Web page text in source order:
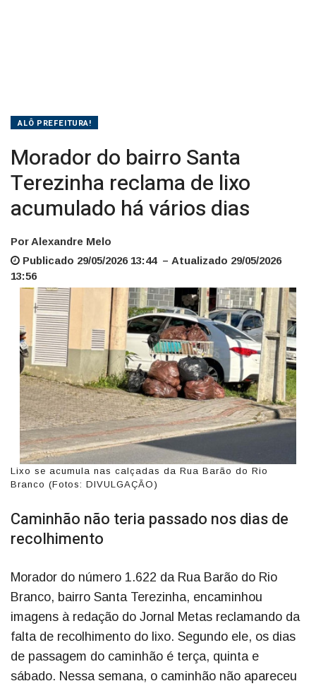
ALÔ PREFEITURA!
Morador do bairro Santa
Terezinha reclama de lixo
acumulado há vários dias
Por Alexandre Melo
Publicado 29/05/2026 13:44 – Atualizado 29/05/2026
13:56
Lixo se acumula nas calçadas da Rua Barão do Rio
Branco (Fotos: DIVULGAÇÃO)
Caminhão não teria passado nos dias de
recolhimento
Morador do número 1.622 da Rua Barão do Rio
Branco, bairro Santa Terezinha, encaminhou
imagens à redação do Jornal Metas reclamando da
falta de recolhimento do lixo. Segundo ele, os dias
de passagem do caminhão é terça, quinta e
sábado. Nessa semana, o caminhão não apareceu